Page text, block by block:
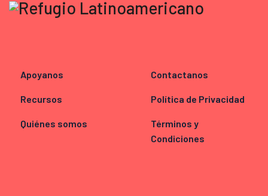
Apoyanos
Recursos
Quiénes somos
Contactanos
Política de Privacidad
Términos y
Condiciones